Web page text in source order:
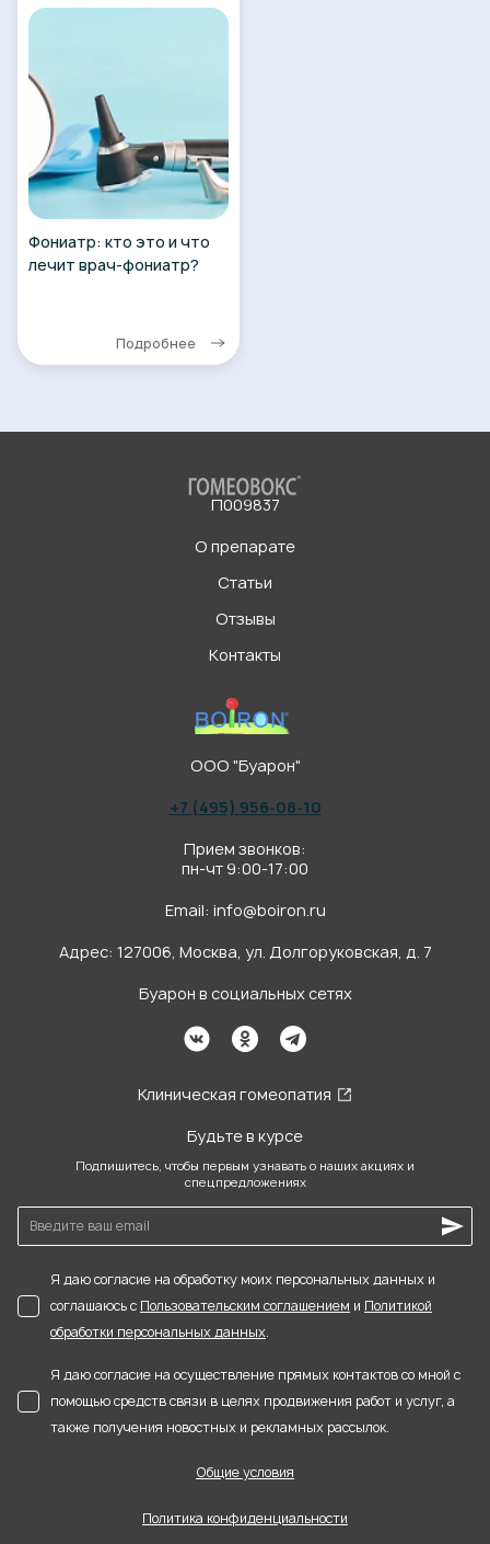
Фониатр: кто это и что
лечит врач-фониатр?
Подробнее
П009837
О препарате
Статьи
Отзывы
Контакты
ООО "Буарон"
+7 (495) 956-08-10
Прием звонков:
пн-чт 9:00-17:00
Email: info@boiron.ru
Адрес: 127006, Москва, ул. Долгоруковская, д. 7
Буарон в социальных сетях
Клиническая гомеопатия
Будьте в курсе
Подпишитесь, чтобы первым узнавать о наших акциях и
спецпредложениях
Я даю согласие на обработку моих персональных данных и
соглашаюсь с Пользовательским соглашением и Политикой
обработки персональных данных.
Я даю согласие на осуществление прямых контактов со мной с
помощью средств связи в целях продвижения работ и услуг, а
также получения новостных и рекламных рассылок.
Общие условия
Политика конфиденциальности